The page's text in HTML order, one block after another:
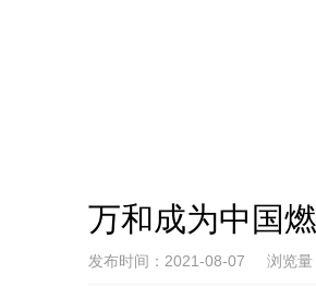
万和成为中国
发布时间：2021-08-07 浏览